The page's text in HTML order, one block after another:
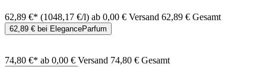
62,89 €* (1048,17 €/l) ab 0,00 € Versand 62,89 € Gesamt
62,89 € bei EleganceParfum
74,80 €* ab 0,00 € Versand 74,80 € Gesamt